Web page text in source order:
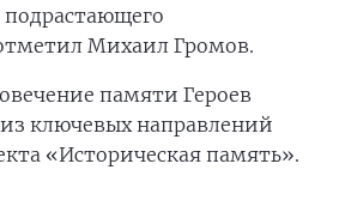
Михаил Громов.
памяти Героев
ключевых направлений
«Историческая память».